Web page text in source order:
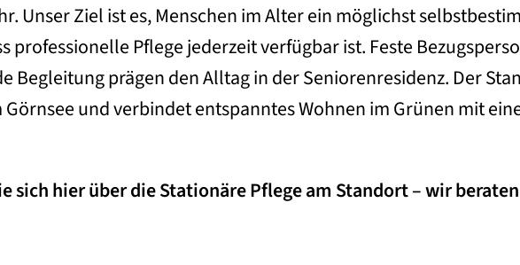
Unser Ziel ist es, Menschen im Alter ein möglichst
professionelle Pflege jederzeit verfügbar ist. Feste
Begleitung prägen den Alltag in der Seniorenresidenz. Der
und verbindet entspanntes Wohnen im Grünen mit
sich hier über die Stationäre Pflege am Standort – wir